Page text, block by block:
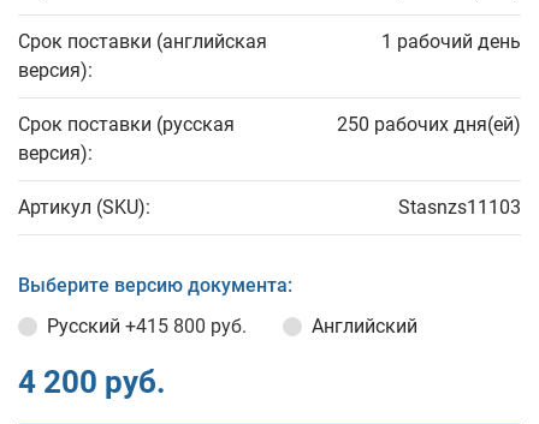
Срок поставки (английская
версия):
1 рабочий день
Срок поставки (русская
версия):
250 рабочих дня(ей)
Артикул (SKU): Stasnzs11103
Выберите версию документа:
Русский +415 800 руб. Английский
4 200 руб.